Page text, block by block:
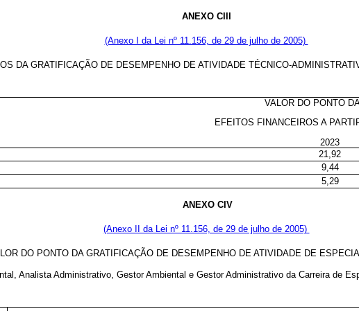
ANEXO CIII
(Anexo I da Lei nº 11.156, de 29 de julho de 2005)
DA GRATIFICAÇÃO DE DESEMPENHO DE ATIVIDADE TÉCNICO-
VALOR DO PONTO
EFEITOS FINANCEIROS A
2023
21,92
9,44
5,29
ANEXO CIV
(Anexo II da Lei nº 11.156, de 29 de julho de 2005)
DO PONTO DA GRATIFICAÇÃO DE DESEMPENHO DE ATIVIDADE DE
Analista Administrativo, Gestor Ambiental e Gestor Administrativo da Carreira de